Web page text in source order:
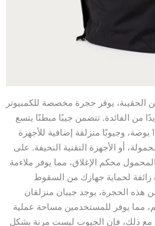
الحقيبة، يوفر حجرة مخصصة للكمبيوتر
من الفائدة. تتضمن جيبًا مبطنًا يتسع
لجهاز MacBook Pro حتى 16 بوصة، وجيوبًا منزلقة إضافية للأجهزة
أو الأجهزة التقنية النحيفة. على
محكم الإغلاق، مما يوفر ملاءمة
زائفة لحماية جهازك من السقوط
هذه الحجرة، يوجد جيبان منزلقان
مما يوفر للمستخدمين مساحة عملية
مع ذلك، فإن الجيوب ليست مرنة بشكل